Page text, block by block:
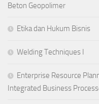
Beton Geopolimer
Etika dan Hukum Bisnis
Welding Techniques I
Enterprise Resource
Integrated Business